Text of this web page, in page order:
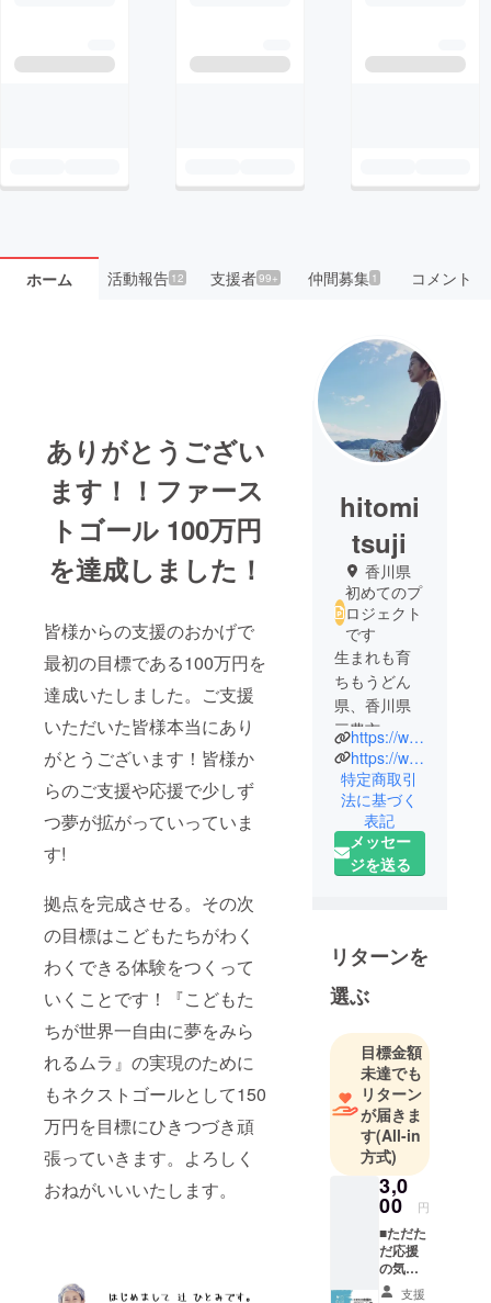
ホーム 活動報告12 支援者99+ 仲間募集 1 コメント
ありがとうござい
ます！！ファース
トゴール 100万円
を達成しました！
皆様からの支援のおかげで
最初の目標である100万円を
達成いたしました。ご支援
いただいた皆様本当にあり
がとうございます！皆様か
らのご支援や応援で少しず
つ夢が拡がっていっていま
す!
拠点を完成させる。その次
の目標はこどもたちがわく
わくできる体験をつくって
いくことです！『こどもた
ちが世界一自由に夢をみら
れるムラ』の実現のために
もネクストゴールとして150
万円を目標にひきつづき頑
張っていきます。よろしく
おねがいいいたします。
hitomi
tsuji
香川県
初めてのプ
ロジェクト
です
生まれも育
ちもうどん
県、香川県
三豊市。
小学生男子
２人のただ
のかあちゃ
空間デザイ
ナー
んをしてき
た３０代を
経てみつけ
「ニオノチ
ルビレッ
ジ」の初代
村長とし
て、こども
もおとなも
自由に夢を
みられる場
所をこの地
域につくる
ためにクラ
https://www.instagram.com/hi1to2mi3/
https://www.instagram.com/niochillvillage/
特定商取引
法に基づく
表記
メッセー
ジを送る
リターンを
選ぶ
目標金額
未達でも
リターン
が届きま
す(All-in
方式)
3,0
00 円
■ただた
だ応援
の気持
ちコー
支援